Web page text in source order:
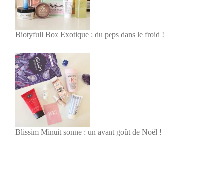
Biotyfull Box Exotique : du peps dans le froid !
Blissim Minuit sonne : un avant goût de Noël !